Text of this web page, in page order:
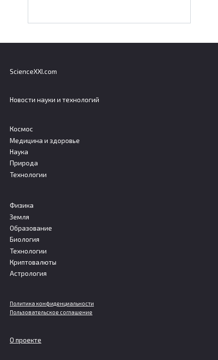
ScienceXXI.com
Новости науки и технологий
Космос
Медицина и здоровье
Наука
Природа
Технологии
Физика
Земля
Образование
Биология
Технологии
Криптовалюты
Астрология
Политика конфиденциальности
Пользовательское соглашение
О проекте